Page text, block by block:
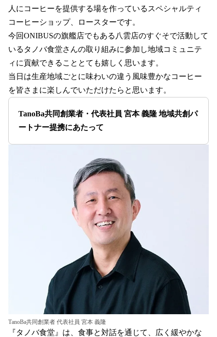
人にコーヒーを提供する場を作っているスペシャルティ
コーヒーショップ、ロースターです。
今回ONIBUSの旗艦店でもある八雲店のすぐそで活動して
いるタノバ食堂さんの取り組みに参加し地域コミュニテ
ィに貢献できることとても嬉しく思います。
当日は生産地域ごとに味わいの違う風味豊かなコーヒー
を皆さまに楽しんでいただけたらと思います。
TanoBa共同創業者・代表社員 宮本 義隆 地域共創パ
ートナー提携にあたって
TanoBa共同創業者 代表社員 宮本 義隆
『タノバ食堂』は、食事と対話を通じて、広く緩やかな